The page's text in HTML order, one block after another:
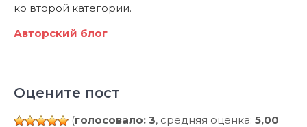
ко второй категории.
Авторский блог
Оцените пост
(голосовало: 3, средняя оценка: 5,00